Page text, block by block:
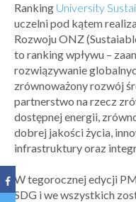
Ranking University
uczelni pod kątem
Rozwoju ONZ
to ranking wpływu –
rozwiązywanie
zrównoważony rozwój
partnerstwo na rzecz
dostępnej energii,
dobrej jakości życia,
infrastruktury oraz
W tegorocznej edycji
SDG i we wszystkich